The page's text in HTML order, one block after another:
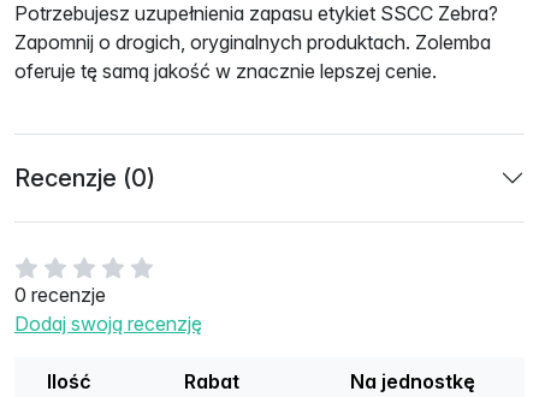
0 recenzje
Dodaj swoją recenzję
Ilość Rabat Na jednostkę
Potrzebujesz uzupełnienia zapasu etykiet SSCC Zebra?
Zapomnij o drogich, oryginalnych produktach. Zolemba
oferuje tę samą jakość w znacznie lepszej cenie.
Recenzje (0)